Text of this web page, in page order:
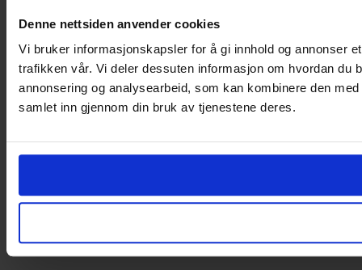
Denne nettsiden anvender cookies
Vi bruker informasjonskapsler for å gi innhold og annonser
trafikken vår. Vi deler dessuten informasjon om hvordan du
annonsering og analysearbeid, som kan kombinere den
samlet inn gjennom din bruk av tjenestene deres.